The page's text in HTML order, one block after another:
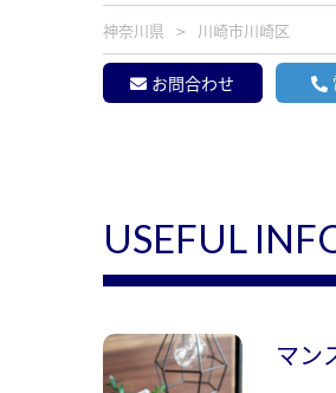
神奈川県 川崎市川崎区
お問合わせ
USEFUL
マン